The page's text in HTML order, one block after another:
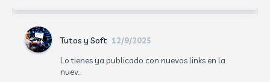
Tutos y Soft 12/9/2025
Lo tienes ya publicado con nuevos links en la
nuev...